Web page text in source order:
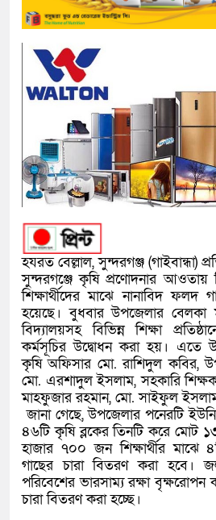
হযরত বেল্লাল, সুন্দরগঞ্জ (গাইবান্ধা)
সুন্দরগঞ্জে কৃষি প্রণোদনার আওতায়
শিক্ষার্থীদের মাঝে নানাবিদ ফলদ
হয়েছে। বুধবার উপজেলার বেলকা
বিদ্যালয়সহ বিভিন্ন শিক্ষা
কর্মসূচির উদ্বোধন করা হয়। এতে
কৃষি অফিসার মো. রাশিদুল কবির,
মো. এরশাদুল ইসলাম, সহকারি
মাহফুজার রহমান, মো. সাইফুল
জানা গেছে, উপজেলার পনেরটি
৪৬টি কৃষি ব্লকের তিনটি করে মোট
হাজার ৭০০ জন শিক্ষার্থীর মাঝে
গাছের চারা বিতরণ করা হবে।
পরিবেশের ভারসাম্য রক্ষা
চারা বিতরণ করা হচ্ছে।